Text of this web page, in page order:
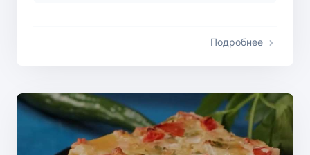
Подробнее